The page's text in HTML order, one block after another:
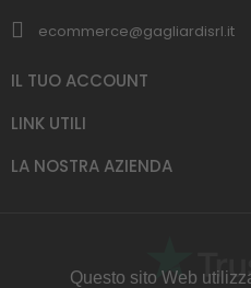
Questo sito Web
ecommerce@gagliardisrl.it
IL TUO ACCOUNT
LINK UTILI
LA NOSTRA AZIENDA